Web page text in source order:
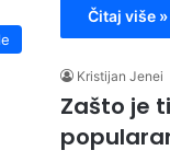
Čitaj više »
Kristijan Jenei
Zašto je